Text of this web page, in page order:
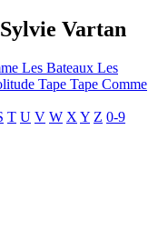
Vartan
Les Bateaux Les
Tape Tape Comme
T U V W X Y Z 0-9